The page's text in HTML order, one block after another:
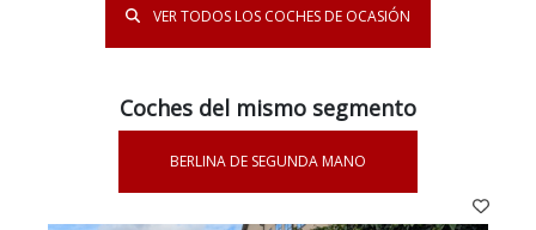
VER TODOS LOS COCHES DE OCASIÓN
Coches del mismo segmento
BERLINA DE SEGUNDA MANO